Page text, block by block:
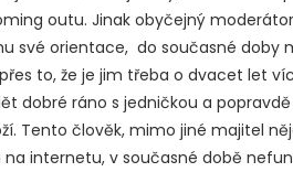
outu. Jinak obyčejný
své orientace, do současné doby
to, že je jim třeba o dvacet let
dobré ráno s jedničkou a
Tento člověk, mimo jiné majitel
internetu, v současné době